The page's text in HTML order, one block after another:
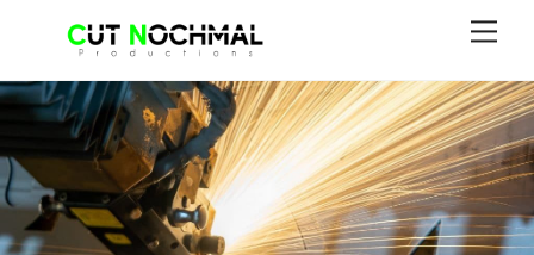
content